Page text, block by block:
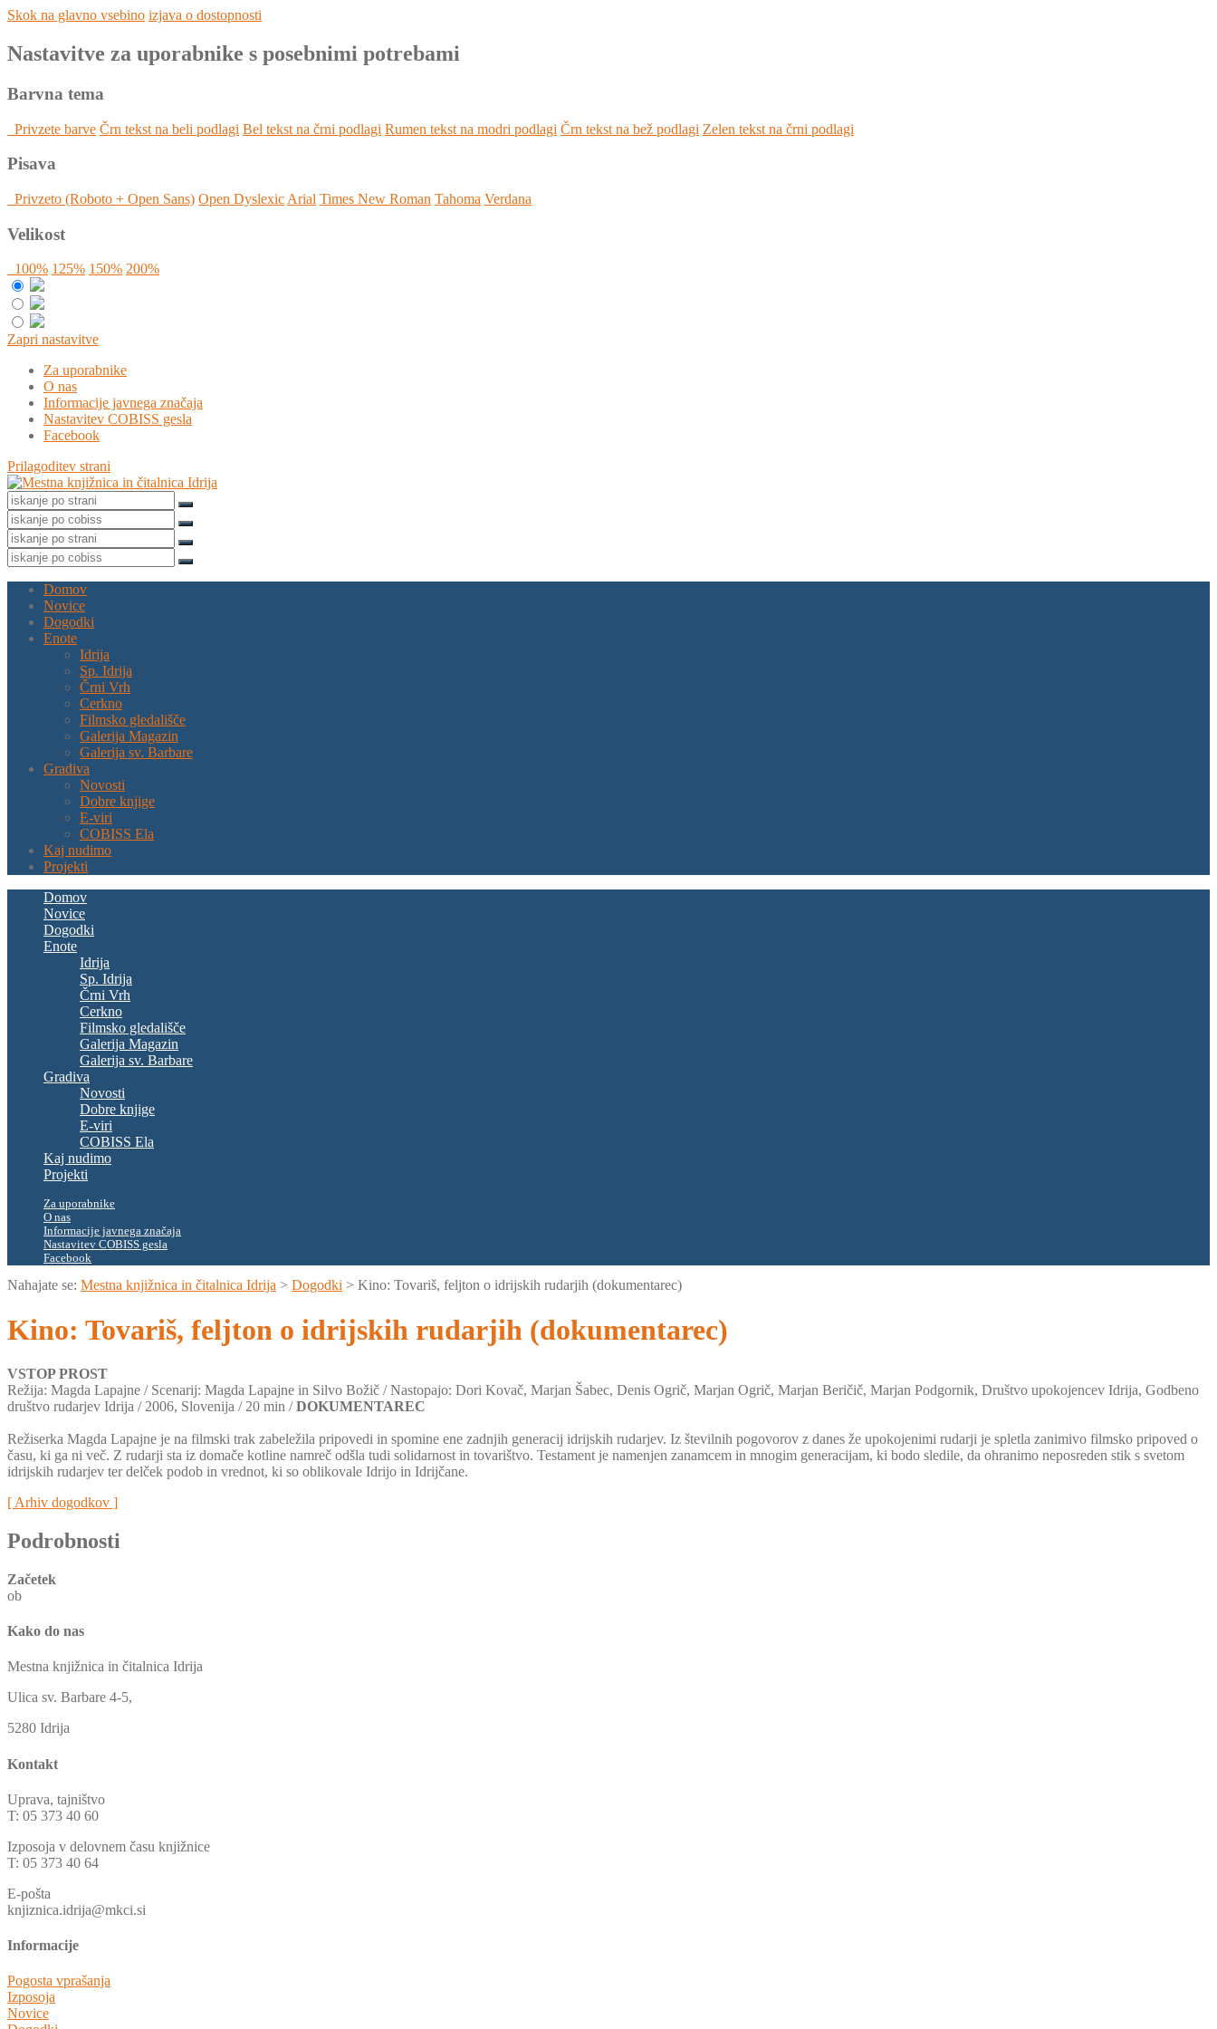
Skok na glavno vsebino izjava o dostopnosti
Nastavitve za uporabnike s posebnimi potrebami
Barvna tema
Privzete barve Črn tekst na beli podlagi Bel tekst na črni podlagi Rumen tekst na modri podlagi Črn tekst na bež podlagi Zelen tekst na črni podlagi
Pisava
Privzeto (Roboto + Open Sans) Open Dyslexic Arial Times New Roman Tahoma Verdana
Velikost
100% 125% 150% 200%
Zapri nastavitve
Za uporabnike
O nas
Informacije javnega značaja
Nastavitev COBISS gesla
Facebook
Prilagoditev strani
Domov
Novice
Dogodki
Enote
Idrija
Sp. Idrija
Črni Vrh
Cerkno
Filmsko gledališče
Galerija Magazin
Galerija sv. Barbare
Gradiva
Novosti
Dobre knjige
E-viri
COBISS Ela
Kaj nudimo
Projekti
Domov
Novice
Dogodki
Enote
Idrija
Sp. Idrija
Črni Vrh
Cerkno
Filmsko gledališče
Galerija Magazin
Galerija sv. Barbare
Gradiva
Novosti
Dobre knjige
E-viri
COBISS Ela
Kaj nudimo
Projekti
Za uporabnike
O nas
Informacije javnega značaja
Nastavitev COBISS gesla
Facebook
Nahajate se: Mestna knjižnica in čitalnica Idrija > Dogodki > Kino: Tovariš, feljton o idrijskih rudarjih (dokumentarec)
Kino: Tovariš, feljton o idrijskih rudarjih (dokumentarec)
VSTOP PROST
Režija: Magda Lapajne / Scenarij: Magda Lapajne in Silvo Božič / Nastopajo: Dori Kovač, Marjan Šabec, Denis Ogrič, Marjan Ogrič, Marjan Beričič, Marjan Podgornik, Društvo upokojencev Idrija, Godbeno
društvo rudarjev Idrija / 2006, Slovenija / 20 min /DOKUMENTAREC
Režiserka Magda Lapajne je na filmski trak zabeležila pripovedi in spomine ene zadnjih generacij idrijskih rudarjev. Iz številnih pogovorov z danes že upokojenimi rudarji je spletla zanimivo filmsko pripoved o
času, ki ga ni več. Z rudarji sta iz domače kotline namreč odšla tudi solidarnost in tovarištvo. Testament je namenjen zanamcem in mnogim generacijam, ki bodo sledile, da ohranimo neposreden stik s svetom
idrijskih rudarjev ter delček podob in vrednot, ki so oblikovale Idrijo in Idrijčane.
[ Arhiv dogodkov ]
Podrobnosti
Začetek
ob
Kako do nas
Mestna knjižnica in čitalnica Idrija
Ulica sv. Barbare 4-5,
5280 Idrija
Kontakt
Uprava, tajništvo
T: 05 373 40 60
Izposoja v delovnem času knjižnice
T: 05 373 40 64
E-pošta
knjiznica.idrija@mkci.si
Informacije
Pogosta vprašanja
Izposoja
Novice